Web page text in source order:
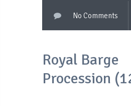
No Comments
Royal Barge
Procession